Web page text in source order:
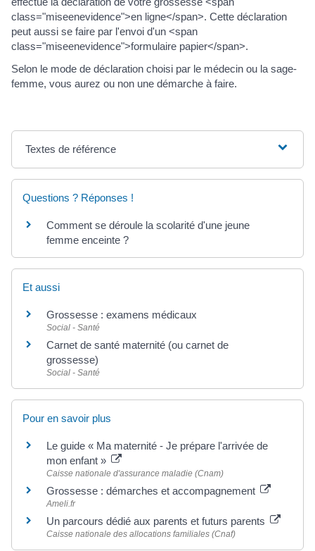
class="miseenevidence">en ligne</span>. Cette déclaration
peut aussi se faire par l'envoi d'un <span
class="miseenevidence">formulaire papier</span>.
Selon le mode de déclaration choisi par le médecin ou la sage-
femme, vous aurez ou non une démarche à faire.
Textes de référence
Questions ? Réponses !
Comment se déroule la scolarité d'une jeune
femme enceinte ?
Et aussi
Grossesse : examens médicaux
Social - Santé
Carnet de santé maternité (ou carnet de
grossesse)
Social - Santé
Pour en savoir plus
Le guide « Ma maternité - Je prépare l'arrivée de
mon enfant »
Caisse nationale d'assurance maladie (Cnam)
Grossesse : démarches et accompagnement
Ameli.fr
Un parcours dédié aux parents et futurs parents
Caisse nationale des allocations familiales (Cnaf)